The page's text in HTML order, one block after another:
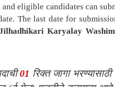
eligible candidates can
The last date for
Karyalay
01 रिक्त जागा भरण्यासाठी